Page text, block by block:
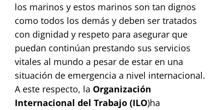
los marinos y estos marinos son tan dignos
como todos los demás y deben ser tratados
con dignidad y respeto para asegurar que
puedan continúan prestando sus servicios
vitales al mundo a pesar de estar en una
situación de emergencia a nivel internacional.
A este respecto, la Organización
Internacional del Trabajo (ILO)ha